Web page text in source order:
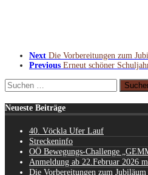
Next Die Vorbereitungen zum
Previous Erneut schöner
Suchen
nach:
Neueste Beiträge
40. Vöckla Ufer Lauf
Streckeninfo
OÖ Bewegungs-Challenge
Anmeldung ab 22.Februar 2026
Die Vorbereitungen zum Jubiläum